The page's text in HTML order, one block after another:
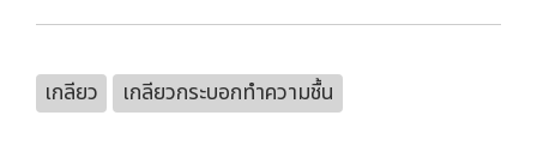
เกลียว เกลียวกระบอกทำความชื้น